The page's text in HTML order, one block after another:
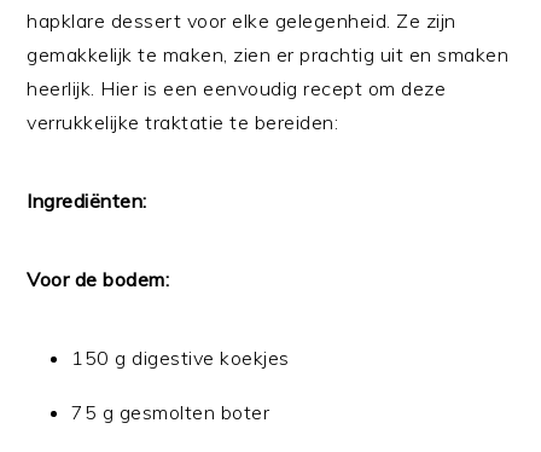
hapklare dessert voor elke gelegenheid. Ze zijn
gemakkelijk te maken, zien er prachtig uit en smaken
heerlijk. Hier is een eenvoudig recept om deze
verrukkelijke traktatie te bereiden:
Ingrediënten:
Voor de bodem:
150 g digestive koekjes
75 g gesmolten boter